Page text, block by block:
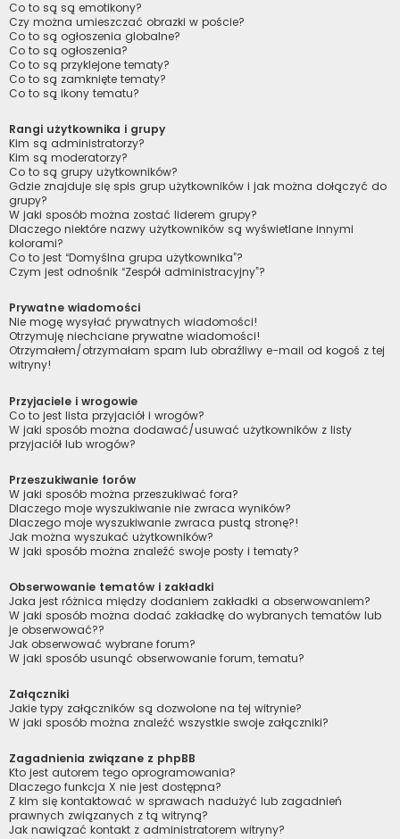
Co to są są emotikony?
Czy można umieszczać obrazki w poście?
Co to są ogłoszenia globalne?
Co to są ogłoszenia?
Co to są przyklejone tematy?
Co to są zamknięte tematy?
Co to są ikony tematu?
Rangi użytkownika i grupy
Kim są administratorzy?
Kim są moderatorzy?
Co to są grupy użytkowników?
Gdzie znajduje się spis grup użytkowników i jak można dołączyć do
grupy?
W jaki sposób można zostać liderem grupy?
Dlaczego niektóre nazwy użytkowników są wyświetlane innymi
kolorami?
Co to jest “Domyślna grupa użytkownika”?
Czym jest odnośnik “Zespół administracyjny”?
Prywatne wiadomości
Nie mogę wysyłać prywatnych wiadomości!
Otrzymuję niechciane prywatne wiadomości!
Otrzymałem/otrzymałam spam lub obraźliwy e-mail od kogoś z tej
witryny!
Przyjaciele i wrogowie
Co to jest lista przyjaciół i wrogów?
W jaki sposób można dodawać/usuwać użytkowników z listy
przyjaciół lub wrogów?
Przeszukiwanie forów
W jaki sposób można przeszukiwać fora?
Dlaczego moje wyszukiwanie nie zwraca wyników?
Dlaczego moje wyszukiwanie zwraca pustą stronę?!
Jak można wyszukać użytkowników?
W jaki sposób można znaleźć swoje posty i tematy?
Obserwowanie tematów i zakładki
Jaka jest różnica między dodaniem zakładki a obserwowaniem?
W jaki sposób można dodać zakładkę do wybranych tematów lub
je obserwować??
Jak obserwować wybrane forum?
W jaki sposób usunąć obserwowanie forum, tematu?
Załączniki
Jakie typy załączników są dozwolone na tej witrynie?
W jaki sposób można znaleźć wszystkie swoje załączniki?
Zagadnienia związane z phpBB
Kto jest autorem tego oprogramowania?
Dlaczego funkcja X nie jest dostępna?
Z kim się kontaktować w sprawach nadużyć lub zagadnień
prawnych związanych z tą witryną?
Jak nawiązać kontakt z administratorem witryny?